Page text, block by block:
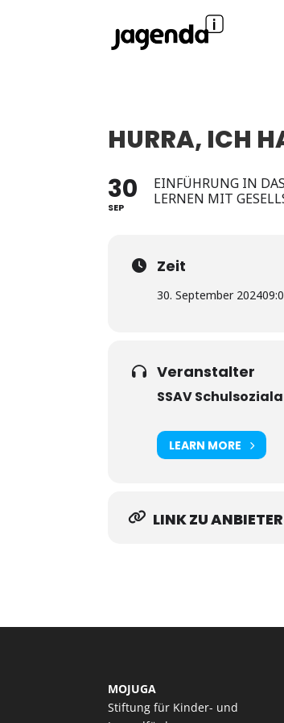
HURRA, ICH
30
SEP
EINFÜHRUNG IN
LERNEN MIT
Zeit
30. September 2024
Veranstalter
SSAV
LEARN MORE
LINK ZU
MOJUGA
Stiftung für Kinder- und